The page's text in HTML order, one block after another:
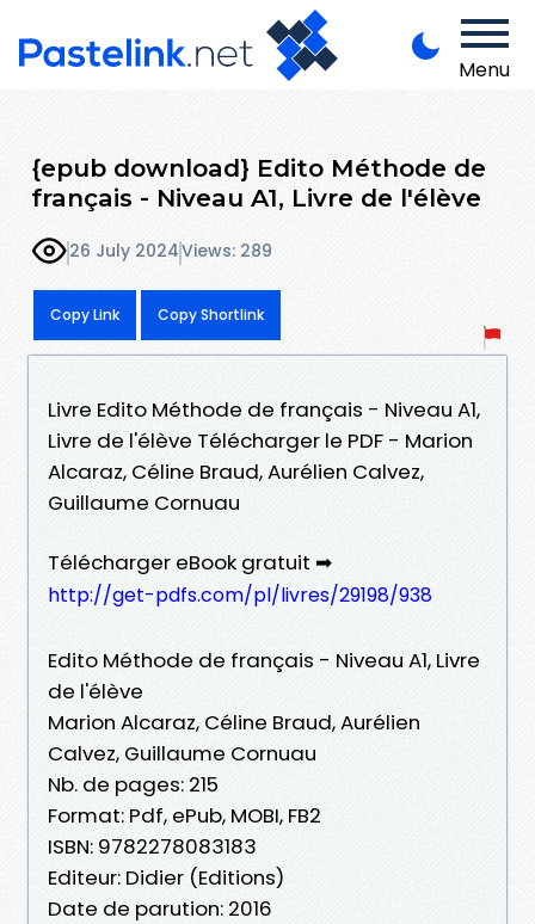
Menu
{epub download} Edito Méthode de
français - Niveau A1, Livre de l'élève
26 July 2024Views: 289
Copy Link Copy Shortlink
Livre Edito Méthode de français - Niveau A1,
Livre de l'élève Télécharger le PDF - Marion
Alcaraz, Céline Braud, Aurélien Calvez,
Guillaume Cornuau
Télécharger eBook gratuit ➡
http://get-pdfs.com/pl/livres/29198/938
Edito Méthode de français - Niveau A1, Livre
de l'élève
Marion Alcaraz, Céline Braud, Aurélien
Calvez, Guillaume Cornuau
Nb. de pages: 215
Format: Pdf, ePub, MOBI, FB2
ISBN: 9782278083183
Editeur: Didier (Editions)
Date de parution: 2016